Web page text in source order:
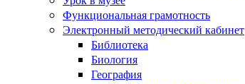
Функциональная грамотность
Электронный методический кабинет
Библиотека
Биология
География